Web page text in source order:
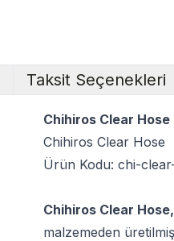
Taksit Seçenekleri
Chihiros Clear
Chihiros Clear Hose
Ürün Kodu: chi-
Chihiros Clear Hose,
malzemeden